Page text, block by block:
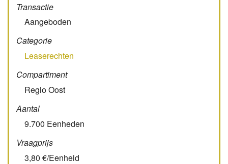
Transactie
Aangeboden
Categorie
Leaserechten
Compartiment
Regio Oost
Aantal
9.700 Eenheden
Vraagprijs
3,80 €/Eenheid